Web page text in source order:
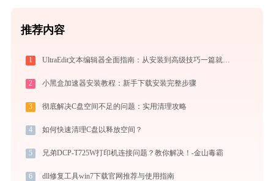
推荐内容
1 UltraEdit文本编辑器全面指南：从安装到高级技巧一篇就够（附快捷键大全）
2 小黑盒加速器安装教程：新手下载安装完整步骤
3 彻底解决C盘空间不足的问题：实用清理攻略
4 如何快速清理C盘以释放空间？
5 兄弟DCP-T725W打印机连接问题？教你解决！-金山毒霸
6 dll修复工具win7下载官网推荐与使用指南